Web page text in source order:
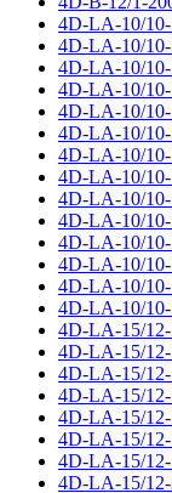
4D-LA-10/
4D-LA-10/
4D-LA-10/
4D-LA-10/
4D-LA-10/
4D-LA-10/10-
4D-LA-10/10-
4D-LA-10/
4D-LA-10/
4D-LA-10/
4D-LA-10/
4D-LA-10/
4D-LA-10/10-
4D-LA-10/10-
4D-LA-15/
4D-LA-15/
4D-LA-15/
4D-LA-15/
4D-LA-15/
4D-LA-15/12-
4D-LA-15/12-
4D-LA-15/